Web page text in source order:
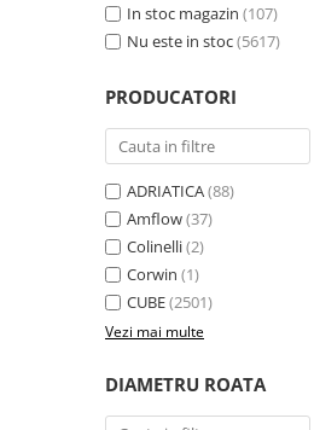
Portbagaj bicicleta
Cosuri bicicleta
Pompa bicicleta
Accesorii biciclete copii
Claxon bicicleta
Bidoane si suporti bicicleta
Suport telefon bicicleta
Cricuri bicicleta
In stoc magazin (107)
Nu este in stoc(5617)
PRODUCATORI
ADRIATICA(88)
Amflow(37)
Colinelli(2)
Corwin (1)
CUBE(2501)
Vezi mai multe
DIAMETRU ROATA